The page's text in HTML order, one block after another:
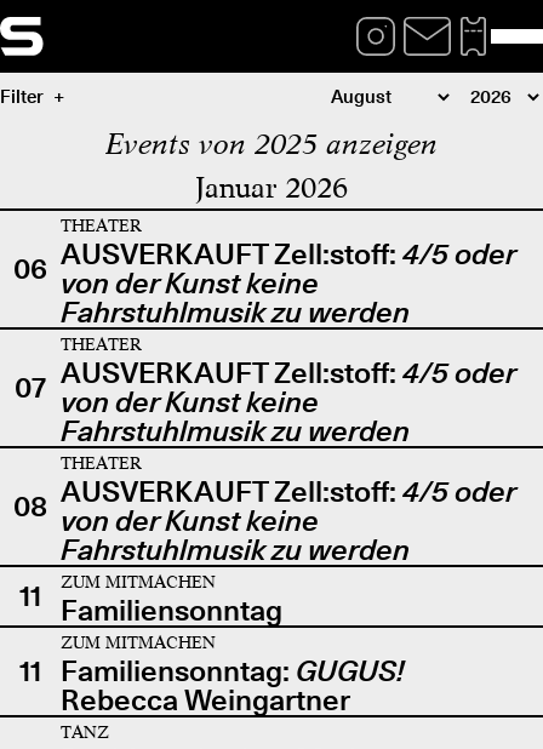
Filter
Events von 2025 anzeigen
Januar 2026
06
THEATER
AUSVERKAUFT Zell:stoff: 4/5 oder
von der Kunst keine
Fahrstuhlmusik zu werden
07
THEATER
AUSVERKAUFT Zell:stoff: 4/5 oder
von der Kunst keine
Fahrstuhlmusik zu werden
08
THEATER
AUSVERKAUFT Zell:stoff: 4/5 oder
von der Kunst keine
Fahrstuhlmusik zu werden
11
ZUM MITMACHEN
Familiensonntag
11
ZUM MITMACHEN
Familiensonntag: GUGUS!
Rebecca Weingartner
TANZ